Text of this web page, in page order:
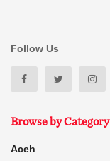
Follow Us
Browse by Category
Aceh